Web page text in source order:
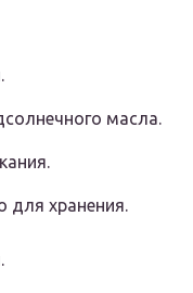
масла.
для хранения.